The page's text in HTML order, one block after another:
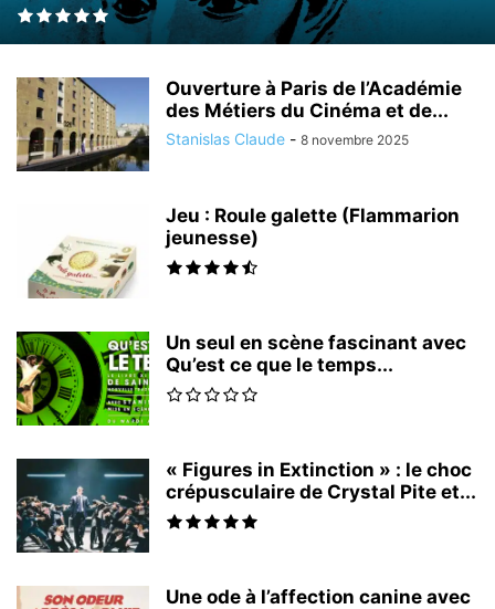
Ouverture à Paris de l’Académie
des Métiers du Cinéma et de...
Stanislas Claude - 8 novembre 2025
Jeu : Roule galette (Flammarion
jeunesse)
Un seul en scène fascinant avec
Qu’est ce que le temps...
« Figures in Extinction » : le choc
crépusculaire de Crystal Pite et...
Une ode à l’affection canine avec